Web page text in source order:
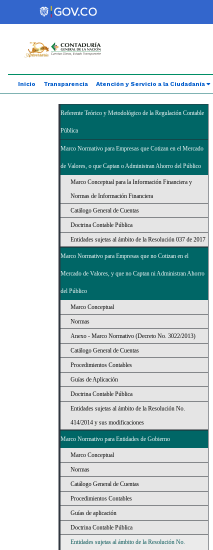
Saltar al contenido principal
Abrir menú de accesibilidad
Inicio Transparencia Atención y Servicio a la Ciudadanía
Referente Teórico y Metodológico de la Regulación Contable
Pública
Marco Normativo para Empresas que Cotizan en el Mercado
de Valores, o que Captan o Administran Ahorro del Público
Marco Conceptual para la Información Financiera y
Normas de Información Financiera
Catálogo General de Cuentas
Doctrina Contable Pública
Entidades sujetas al ámbito de la Resolución 037 de 2017
Marco Normativo para Empresas que no Cotizan en el
Mercado de Valores, y que no Captan ni Administran Ahorro
del Público
Marco Conceptual
Normas
Anexo - Marco Normativo (Decreto No. 3022/2013)
Catálogo General de Cuentas
Procedimientos Contables
Guías de Aplicación
Doctrina Contable Pública
Entidades sujetas al ámbito de la Resolución No.
414/2014 y sus modificaciones
Marco Normativo para Entidades de Gobierno
Marco Conceptual
Normas
Catálogo General de Cuentas
Procedimientos Contables
Guías de aplicación
Doctrina Contable Pública
Entidades sujetas al ámbito de la Resolución No.